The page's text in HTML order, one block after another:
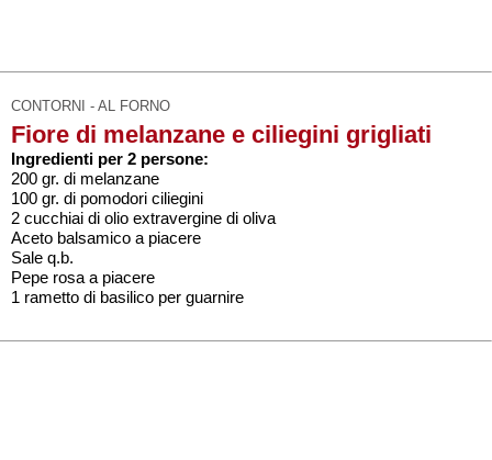
CONTORNI - AL FORNO
Fiore di melanzane e ciliegini grigliati
Ingredienti per 2 persone:
200 gr. di melanzane
100 gr. di pomodori ciliegini
2 cucchiai di olio extravergine di oliva
Aceto balsamico a piacere
Sale q.b.
Pepe rosa a piacere
1 rametto di basilico per guarnire